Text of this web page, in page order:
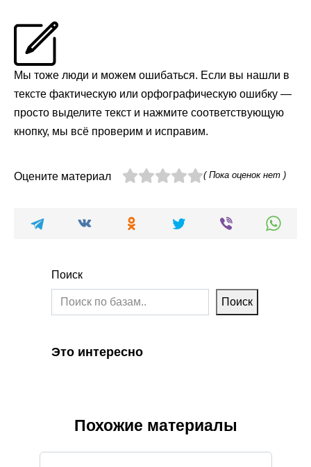
Мы тоже люди и можем ошибаться. Если вы нашли в
тексте фактическую или орфографическую ошибку —
просто выделите текст и нажмите соответствующую
кнопку, мы всё проверим и исправим.
Оцените материал ( Пока оценок нет )
Поиск
Поиск
Это интересно
Похожие материалы